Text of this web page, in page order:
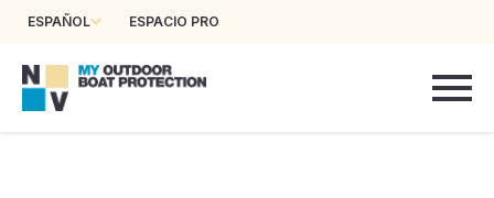
ESPAÑOL ESPACIO PRO